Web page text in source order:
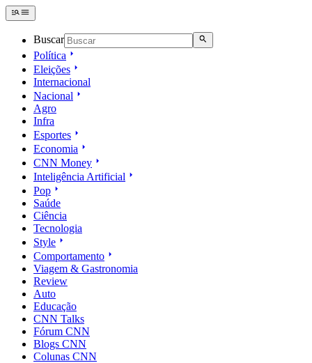
Buscar
Política
Eleições
Internacional
Nacional
Agro
Infra
Esportes
Economia
CNN Money
Inteligência Artificial
Pop
Saúde
Ciência
Tecnologia
Style
Comportamento
Viagem & Gastronomia
Review
Auto
Educação
CNN Talks
Fórum CNN
Blogs CNN
Colunas CNN